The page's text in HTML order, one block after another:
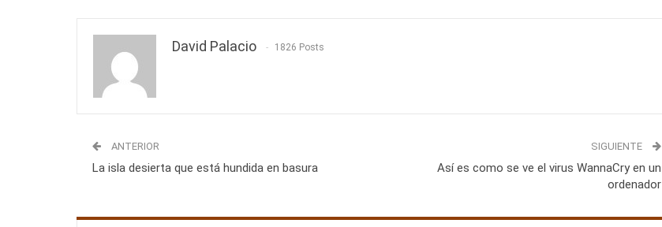
David Palacio 1826 Posts
ANTERIOR
La isla desierta que está hundida en basura
SIGUIENTE
Así es como se ve el virus WannaCry en un
ordenador